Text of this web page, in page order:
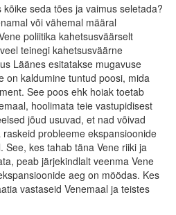
seda tões ja vaimus seletada?
või vähemal määral
poliitika kahetsusväärselt
teinegi kahetsusväärne
Läänes esitatakse mugavuse
on kaldumine tuntud poosi, mida
See poos ehk hoiak toetab
hoolimata teie vastupidisest
jõud usuvad, et nad võivad
probleeme ekspansioonide
kes tahab täna Vene riiki ja
peab järjekindlalt veenma Vene
aeg on möödas. Kes
vastaseid Venemaal ja teistes